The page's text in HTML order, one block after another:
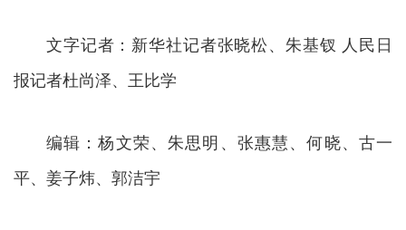
文字记者：新华社记者张晓松、朱基钗 人民日
报记者杜尚泽、王比学
编辑：杨文荣、朱思明、张惠慧、何晓、古一
平、姜子炜、郭洁宇